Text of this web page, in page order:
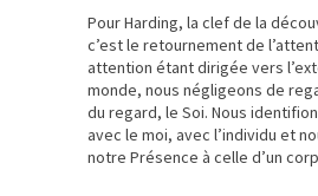
Pour Harding, la clef de la
c’est le retournement de
attention étant dirigée vers
monde, nous négligeons de
du regard, le Soi. Nous
avec le moi, avec l’individu et
notre Présence à celle d’un